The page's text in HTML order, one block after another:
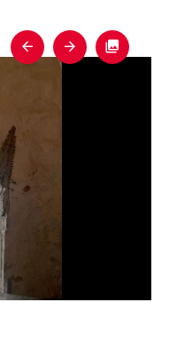
Previous
Next